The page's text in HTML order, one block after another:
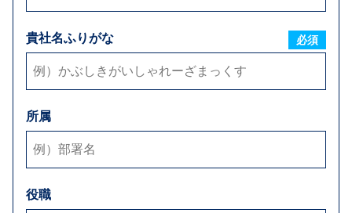
貴社名ふりがな 必須
所属
役職
FAX番号
メールアドレス 必須
弊社からのお返事方法
E-mail
お電話 FAX
※可能な方法をすべてご選択下さい